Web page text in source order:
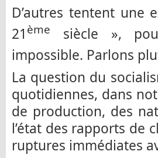
D’autres tentent une
21 ème
siècle »,
impossible. Parlons
La question du
quotidiennes, dans
de production, des
l’état des rapports de
ruptures immédiates